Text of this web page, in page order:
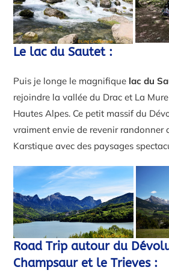
Le lac du Sautet :
Puis je longe le magnifique lac du
rejoindre la vallée du Drac et La
Hautes Alpes. Ce petit massif du
vraiment envie de revenir randonner
Karstique avec des paysages
Road Trip autour du
Champsaur et le Trieves :